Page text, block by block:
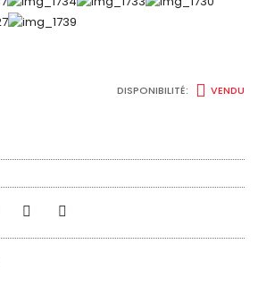
DISPONIBILITÉ: VENDU